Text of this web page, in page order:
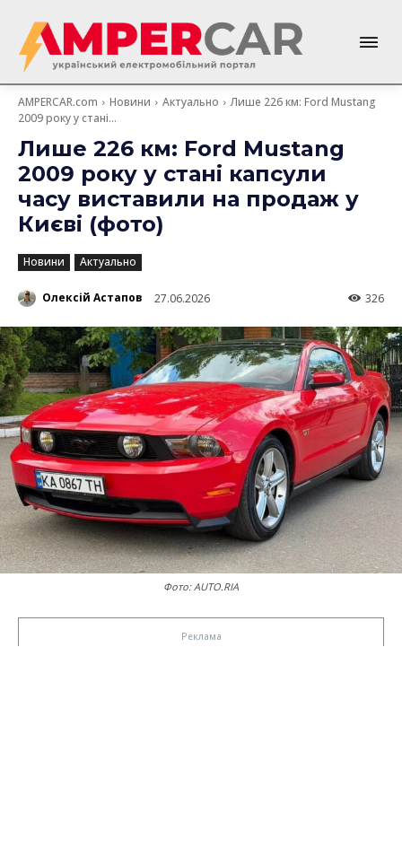
AMPERCAR.com Новини Актуально
Лише 226 км: Ford Mustang
2009 року у стані...
Лише 226 км: Ford Mustang
2009 року у стані капсули
часу виставили на продаж у
Києві (фото)
Новини Актуально
Олексій Астапов 27.06.2026 326
Фото: AUTO.RIA